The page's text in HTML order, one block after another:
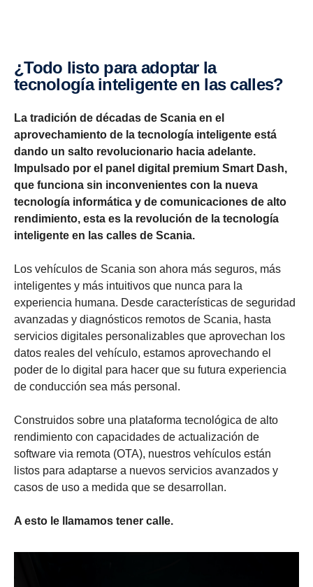
¿Todo listo para adoptar la
tecnología inteligente en las calles?
La tradición de décadas de Scania en el
aprovechamiento de la tecnología inteligente está
dando un salto revolucionario hacia adelante.
Impulsado por el panel digital premium Smart Dash,
que funciona sin inconvenientes con la nueva
tecnología informática y de comunicaciones de alto
rendimiento, esta es la revolución de la tecnología
inteligente en las calles de Scania.
Los vehículos de Scania son ahora más seguros, más
inteligentes y más intuitivos que nunca para la
experiencia humana. Desde características de seguridad
avanzadas y diagnósticos remotos de Scania, hasta
servicios digitales personalizables que aprovechan los
datos reales del vehículo, estamos aprovechando el
poder de lo digital para hacer que su futura experiencia
de conducción sea más personal.
Construidos sobre una plataforma tecnológica de alto
rendimiento con capacidades de actualización de
software via remota (OTA), nuestros vehículos están
listos para adaptarse a nuevos servicios avanzados y
casos de uso a medida que se desarrollan.
A esto le llamamos tener calle.